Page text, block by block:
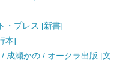
・プレス [新書]
本]
成瀬かの / オークラ出版 [文